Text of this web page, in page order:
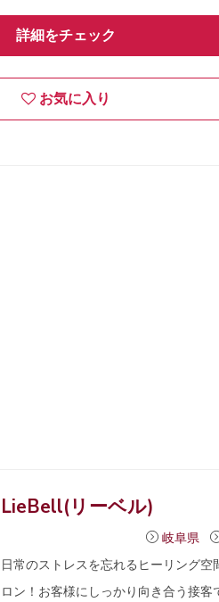
詳細をチェック
お気に入り
LieBell(リーベル)
岐阜県
日常のストレスを忘れるヒーリング
ロン！お客様にしっかり向き合う接